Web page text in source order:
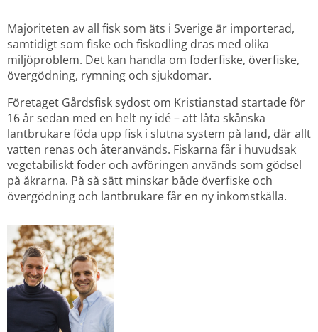
Majoriteten av all fisk som äts i Sverige är importerad,
samtidigt som fiske och fiskodling dras med olika
miljöproblem. Det kan handla om foderfiske, överfiske,
övergödning, rymning och sjukdomar.
Företaget Gårdsfisk sydost om Kristianstad startade för
16 år sedan med en helt ny idé – att låta skånska
lantbrukare föda upp fisk i slutna system på land, där allt
vatten renas och återanvänds. Fiskarna får i huvudsak
vegetabiliskt foder och avföringen används som gödsel
på åkrarna. På så sätt minskar både överfiske och
övergödning och lantbrukare får en ny inkomstkälla.